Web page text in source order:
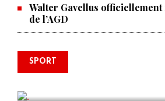
Walter Gavellus officiellement
de l’AGD
SPORT
Le père de la légende
Lionel Messi est